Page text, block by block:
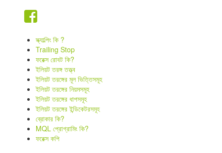
স্ক্যাল্পিং কি ?
Trailing Stop
ফরেক্স রোবট কি?
ইলিয়ট তরঙ্গ তত্ত্ব
ইলিয়ট তরঙ্গের মূল ভিত্তিসমূহ
ইলিয়ট তরঙ্গের নিয়মসমূহ
ইলিয়ট তরঙ্গের ধাপসমূহ
ইলিয়ট তরঙ্গের ইন্ডিকেটরসমূহ
ব্রোকার কি?
MQL প্রোগ্রামিং কি?
ফরেক্স কপি